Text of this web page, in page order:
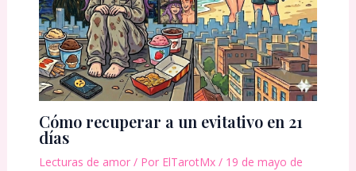
Cómo recuperar a un evitativo en 21
días
Lecturas de amor/ Por ElTarotMx / 19 de mayo de